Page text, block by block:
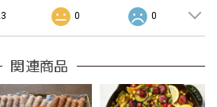
0 0
関連商品